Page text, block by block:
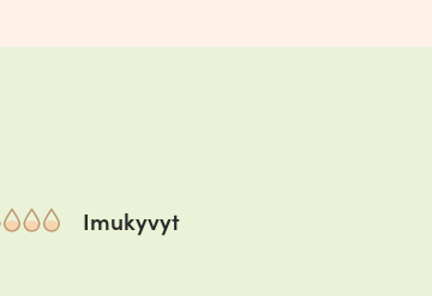
Imukyvyt